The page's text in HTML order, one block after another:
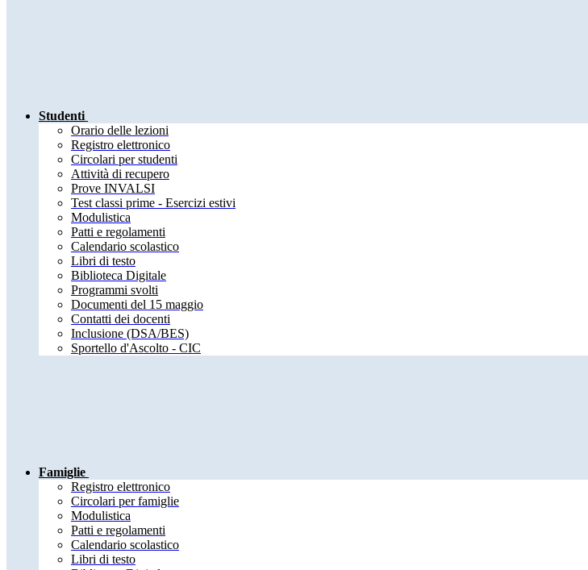
Studenti
Orario delle lezioni
Registro elettronico
Circolari per studenti
Attività di recupero
Prove INVALSI
Test classi prime - Esercizi estivi
Modulistica
Patti e regolamenti
Calendario scolastico
Libri di testo
Biblioteca Digitale
Programmi svolti
Documenti del 15 maggio
Contatti dei docenti
Inclusione (DSA/BES)
Sportello d'Ascolto - CIC
Famiglie
Registro elettronico
Circolari per famiglie
Modulistica
Patti e regolamenti
Calendario scolastico
Libri di testo